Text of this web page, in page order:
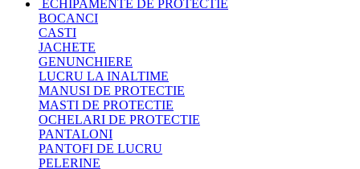
ECHIPAMENTE DE PROTECTIE
BOCANCI
CASTI
JACHETE
GENUNCHIERE
LUCRU LA INALTIME
MANUSI DE PROTECTIE
MASTI DE PROTECTIE
OCHELARI DE PROTECTIE
PANTALONI
PANTOFI DE LUCRU
PELERINE